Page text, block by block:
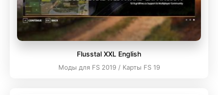
Flusstal XXL English
Моды для FS 2019 / Карты FS 19